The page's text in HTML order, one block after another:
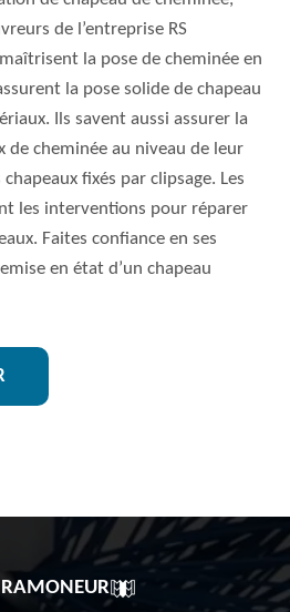
de l’entreprise RS
la pose de cheminée en
la pose solide de chapeau
Ils savent aussi assurer la
de cheminée au niveau de leur
fixés par clipsage. Les
les interventions pour réparer
Faites confiance en ses
en état d’un chapeau
RAMONEUR